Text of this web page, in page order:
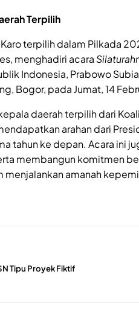
Terpilih
terpilih dalam Pilkada
menghadiri acara
Indonesia, Prabowo
Bogor, pada Jumat, 14
daerah terpilih dari
arahan dari
tahun ke depan. Acara ini
membangun komitmen
menjalankan amanah
Tipu Proyek Fiktif